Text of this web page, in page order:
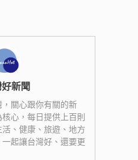
新聞
關心跟你有關的新
心，每日提供上百則
、健康、旅遊、地方
起讓台灣好、還要更